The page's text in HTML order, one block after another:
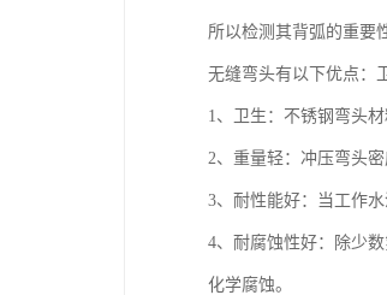
所以检测其背弧的重要
无缝弯头有以下优点：
1、卫生：不锈钢弯头
2、重量轻：冲压弯头
3、耐性能好：当工作水
4、耐腐蚀性好：除少
化学腐蚀。